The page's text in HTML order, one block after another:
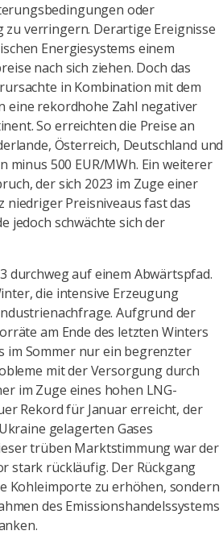
oder
verringern. Derartige Ereignisse
Energiesystems einem
nach sich ziehen. Doch das
in Kombination mit dem
eine rekordhohe Zahl negativer
So erreichten die Preise an
Österreich, Deutschland und
minus 500 EUR/MWh. Ein weiterer
der sich 2023 im Zuge einer
Preisniveaus fast das
jedoch schwächte sich der
durchweg auf einem Abwärtspfad.
die intensive Erzeugung
Aufgrund der
am Ende des letzten Winters
im Sommer nur ein begrenzter
mit der Versorgung durch
im Zuge eines hohen LNG-
Rekord für Januar erreicht, der
gelagerten Gases
trüben Marktstimmung war der
stark rückläufig. Der Rückgang
Kohleimporte zu erhöhen, sondern
des Emissionshandelssystems